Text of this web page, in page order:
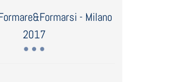
- Milano
2017